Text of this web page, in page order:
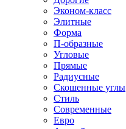
Эконом-класс
Элитные
Форма
П-образные
Угловые
Прямые
Радиусные
Скошенные углы
Стиль
Современные
Евро